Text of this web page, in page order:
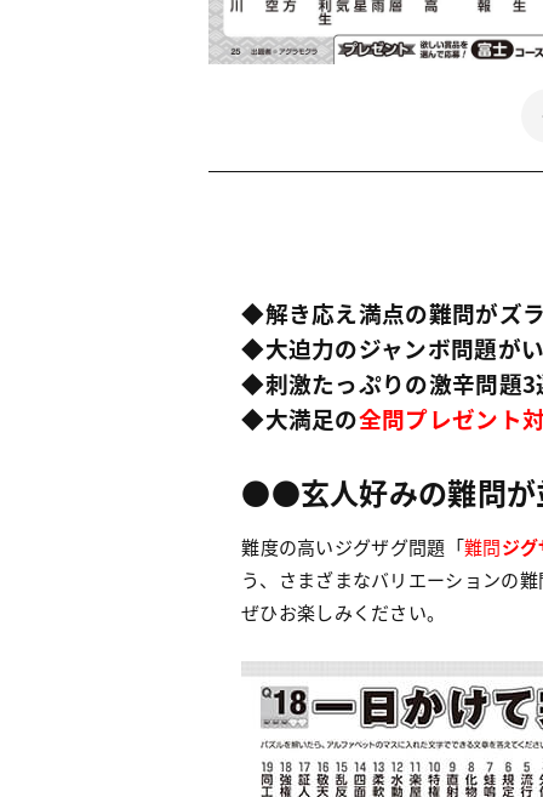
◆解き応え満点の難問がズ
◆大迫力のジャンボ問題が
◆刺激たっぷりの激辛問題3
◆大満足の全問プレゼント
●●玄人好みの難問が
難度の高いジグザグ問題「難問ジ
う、さまざまなバリエーションの
ぜひお楽しみください。